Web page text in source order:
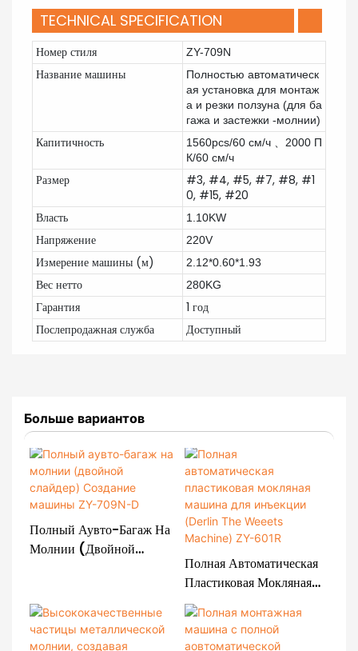
TECHNICAL SPECIFICATION
Номер стиля ZY-709N
Название машины
Полностью автоматическ
ая установка для монтаж
а и резки ползуна (для ба
гажа и застежки -молнии)
Капитичность 1560pcs/60 см/ч 、2000 П
К/60 см/ч
Размер
#3, #4, #5, #7, #8, #1
0, #15, #20
Власть
1.10KW
Напряжение 220V
Измерение машины (м) 2.12*0.60*1.93
Вес нетто 280KG
Гарантия
1 год
Послепродажная служба
Доступный
Больше вариантов
Полный Аувто-Багаж На
Молнии (двойной
Полная Автоматическая
Пластиковая Мокляная
Машина Для Инъекции
(Derlin The Weeets
Machine) ZY-601R